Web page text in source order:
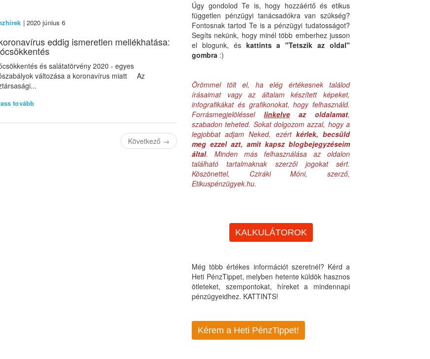
| 2020 június 6
eddig ismeretlen mellékhatása:
és salátatörvény 2020 - egyes
változása a koronavírus miatt Az
tovább
Következő →
Úgy gondolod Te is, hogy hozzáértő és etikus
független pénzügyi tanácsadókra van szükség?
Fontosnak tartod Te is a pénzügyi tudatosságot?
Segíts nekünk, hogy minél több emberhez jusson
el blogunk, és kattints a "Tetszik az oldal"
gombra :)
Örömmel tölt el, ha elég értékesnek találod
írásaimat vagy az általam készített képeket,
infografikákat és grafikonokat, hogy felhasználd.
Forrásmegjelöléssel linkelveaz oldalamat,
szabadon teheted. Sokat dolgozom azzal, hogy a
legjobbat adjam Neked, ezért kérlek, becsüld
meg ezzel azt, amit kapsz blogbejegyzéseim
által. Minden más felhasználása az oldalon
található tartalmaknak szerzői jogokat sért.
Köszönettel, Cziráki Móni, szerző,
Etikuspénzügyek.hu.
KALKULÁTOROK
Még több értékes információt szeretnél? Kérd a
Heti PénzTippet, melyben hetente küldök hasznos
ötleteket, szempontokat, híreket a mindennapi
pénzügyeidhez. KATTINTS!
Kérem a Heti PénzTippet!